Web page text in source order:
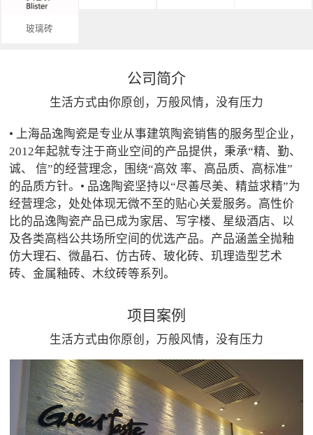
玻璃砖
公司简介
生活方式由你原创，万般风情，没有压力
• 上海品逸陶瓷是专业从事建筑陶瓷销售的服务型企业，
2012年起就专注于商业空间的产品提供，秉承“精、勤、
诚、 信”的经营理念，围绕“高效 率、高品质、高标准”
的品质方针。• 品逸陶瓷坚持以“尽善尽美、精益求精”为
经营理念，处处体现无微不至的贴心关爱服务。高性价
比的品逸陶瓷产品已成为家居、写字楼、星级酒店、以
及各类高档公共场所空间的优选产品。产品涵盖全抛釉
仿大理石、微晶石、仿古砖、玻化砖、玑理造型艺术
砖、金属釉砖、木纹砖等系列。
项目案例
生活方式由你原创，万般风情，没有压力